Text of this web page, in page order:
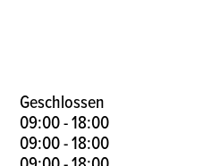
Geschlossen
09:00 - 18:00
09:00 - 18:00